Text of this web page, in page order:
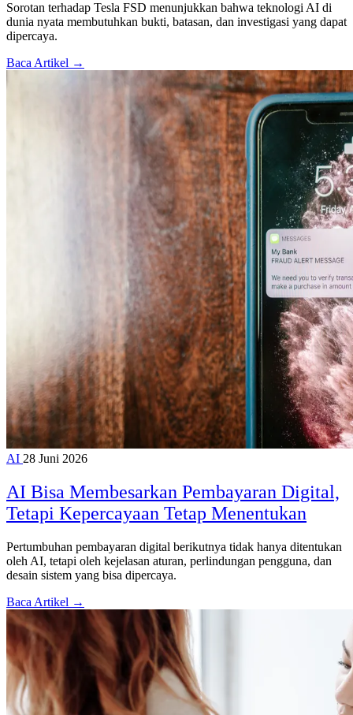
Sorotan terhadap Tesla FSD menunjukkan bahwa teknologi AI di
dunia nyata membutuhkan bukti, batasan, dan investigasi yang dapat
dipercaya.
Baca Artikel →
AI 28 Juni 2026
AI Bisa Membesarkan Pembayaran Digital,
Tetapi Kepercayaan Tetap Menentukan
Pertumbuhan pembayaran digital berikutnya tidak hanya ditentukan
oleh AI, tetapi oleh kejelasan aturan, perlindungan pengguna, dan
desain sistem yang bisa dipercaya.
Baca Artikel →